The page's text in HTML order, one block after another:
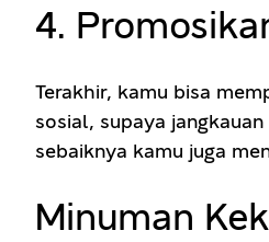
4.
Terakhir, kamu bisa
sosial, supaya
sebaiknya kamu juga
Minuman